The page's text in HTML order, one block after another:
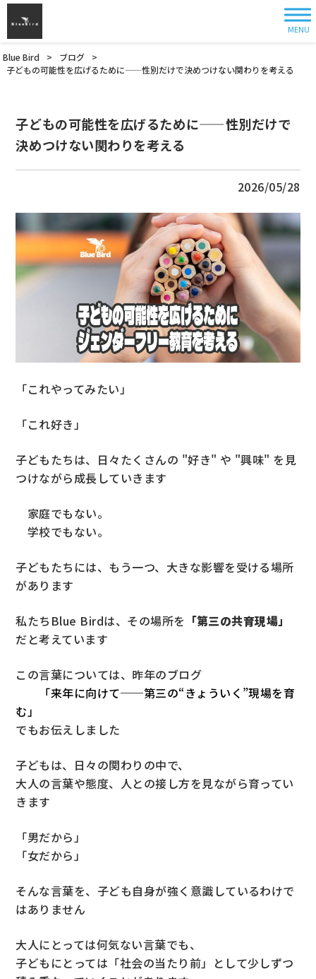
MENU
Blue Bird > ブログ
>
子どもの可能性を広げるために——性別だけで決めつけない関わりを考える
子どもの可能性を広げるために——性別だけで
決めつけない関わりを考える
2026/05/28
「これやってみたい」
「これ好き」
子どもたちは、日々たくさんの "好き" や "興味" を見
つけながら成長していきます
家庭でもない。
学校でもない。
子どもたちには、もう一つ、大きな影響を受ける場所
があります
私たちBlue Birdは、その場所を 「第三の共育現場」
だと考えています
この言葉については、昨年のブログ
「来年に向けて──第三の“きょういく”現場を育
む」
でもお伝えしました
子どもは、日々の関わりの中で、
大人の言葉や態度、人との接し方を見ながら育ってい
きます
「男だから」
「女だから」
そんな言葉を、子ども自身が強く意識しているわけで
はありません
大人にとっては何気ない言葉でも、
子どもにとっては「社会の当たり前」として少しずつ